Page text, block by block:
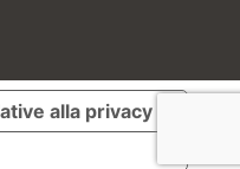
alla privacy